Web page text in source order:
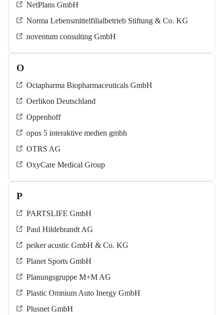
NetPlans GmbH
Norma Lebensmittelfilialbetrieb Stiftung & Co. KG
noventum consulting GmbH
O
Octapharma Biopharmaceuticals GmbH
Oerlikon Deutschland
Oppenhoff
opus 5 interaktive medien gmbh
OTRS AG
OxyCare Medical Group
P
PARTSLIFE GmbH
Paul Hildebrandt AG
peiker acustic GmbH & Co. KG
Planet Sports GmbH
Planungsgruppe M+M AG
Plastic Omnium Auto Inergy GmbH
Plusnet GmbH